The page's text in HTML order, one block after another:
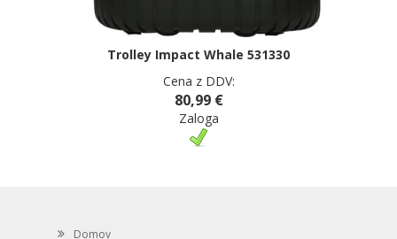
Trolley Impact Whale 531330
Cena z DDV:
80,99 €
Zaloga
Domov